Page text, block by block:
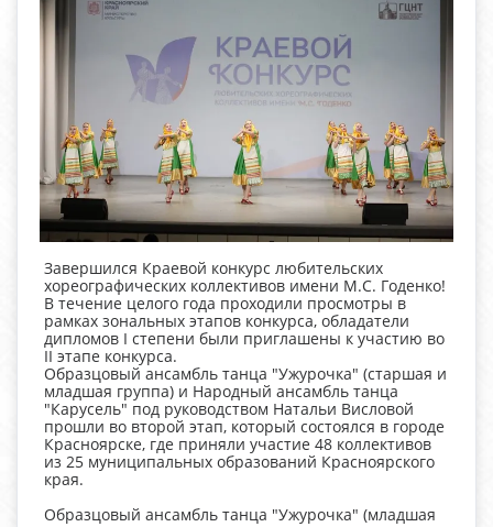
Завершился Краевой конкурс любительских
хореографических коллективов имени М.С. Годенко!
В течение целого года проходили просмотры в
рамках зональных этапов конкурса, обладатели
дипломов I степени были приглашены к участию во
II этапе конкурса.
Образцовый ансамбль танца "Ужурочка" (старшая и
младшая группа) и Народный ансамбль танца
"Карусель" под руководством Натальи Висловой
прошли во второй этап, который состоялся в городе
Красноярске, где приняли участие 48 коллективов
из 25 муниципальных образований Красноярского
края.
Образцовый ансамбль танца "Ужурочка" (младшая